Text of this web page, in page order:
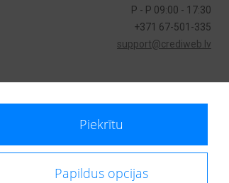
P - P 09:00 - 17:30
+371 67-501-335
support@crediweb.lv
saņemto informāciju, ir atbildīgs par fizisko
Piekrītu
Papildus opcijas